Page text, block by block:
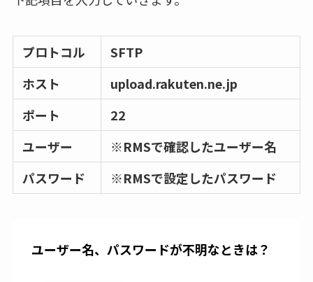
プロトコル
SFTP
ホスト
upload.rakuten.ne.jp
ポート
22
ユーザー
※RMSで確認したユーザー名
パスワード
※RMSで設定したパスワード
ユーザー名、パスワードが不明なときは？